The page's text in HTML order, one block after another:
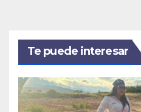
Te puede interesar